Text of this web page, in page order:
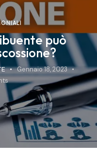
può
Gennaio 18, 2023